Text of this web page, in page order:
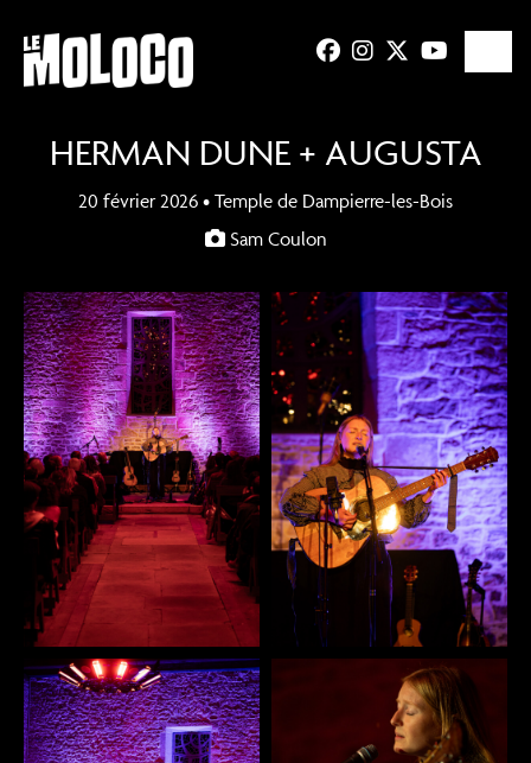
HERMAN DUNE + AUGUSTA
20 février 2026 • Temple de Dampierre-les-Bois
Sam Coulon